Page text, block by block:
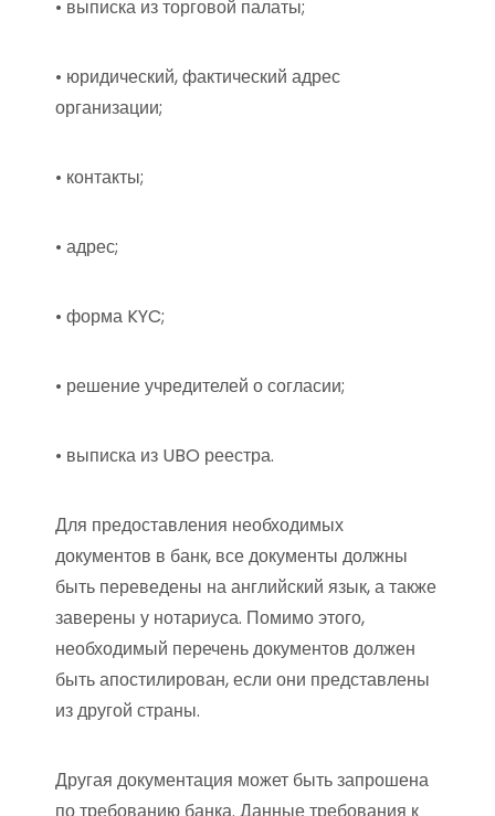
• выписка из торговой палаты;
• юридический, фактический адрес
организации;
• контакты;
• адрес;
• форма KYC;
• решение учредителей о согласии;
• выписка из UBO реестра.
Для предоставления необходимых
документов в банк, все документы должны
быть переведены на английский язык, а также
заверены у нотариуса. Помимо этого,
необходимый перечень документов должен
быть апостилирован, если они представлены
из другой страны.
Другая документация может быть запрошена